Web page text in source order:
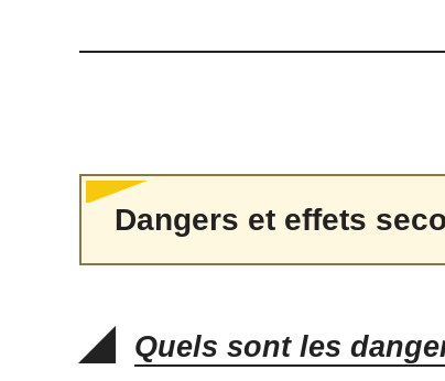
Dangers et effets
Quels sont les